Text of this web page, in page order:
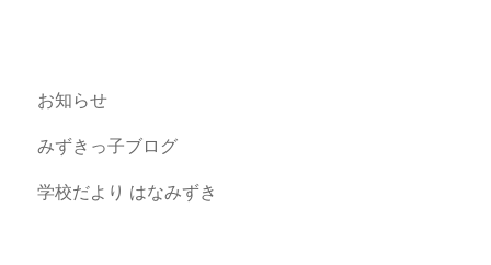
お知らせ
みずきっ子ブログ
学校だより はなみずき